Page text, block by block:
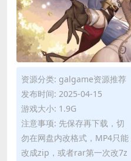
资源分类: galgame资源推荐
发布时间: 2025-04-15
游戏大小: 1.9G
注意事项: 先保存再下载，切
勿在网盘内改格式，MP4只能
改成zip，或者rar第一次改7z